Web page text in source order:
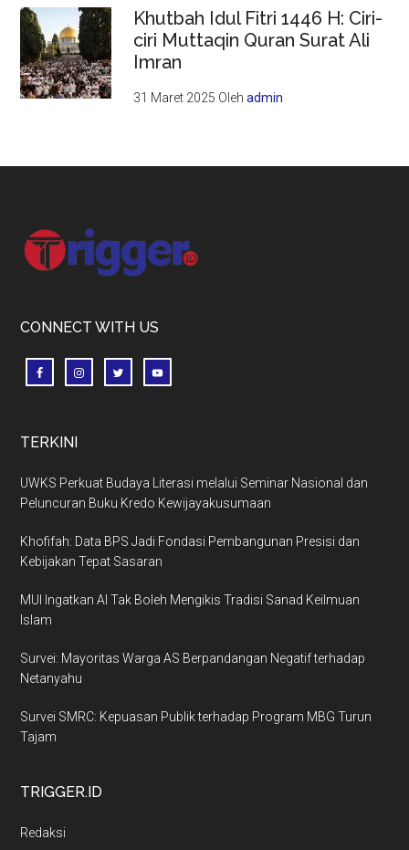
Khutbah Idul Fitri 1446 H: Ciri-
ciri Muttaqin Quran Surat Ali
Imran
31 Maret 2025 Olehadmin
Footer
CONNECT WITH US
TERKINI
UWKS Perkuat Budaya Literasi melalui Seminar Nasional dan
Peluncuran Buku Kredo Kewijayakusumaan
Khofifah: Data BPS Jadi Fondasi Pembangunan Presisi dan
Kebijakan Tepat Sasaran
MUI Ingatkan AI Tak Boleh Mengikis Tradisi Sanad Keilmuan
Islam
Survei: Mayoritas Warga AS Berpandangan Negatif terhadap
Netanyahu
Survei SMRC: Kepuasan Publik terhadap Program MBG Turun
Tajam
TRIGGER.ID
Redaksi